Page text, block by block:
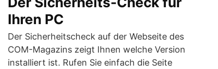
Ihren PC
Der Sicherheitscheck auf der Webseite des
COM-Magazins zeigt Ihnen welche Version
installiert ist. Rufen Sie einfach die Seite